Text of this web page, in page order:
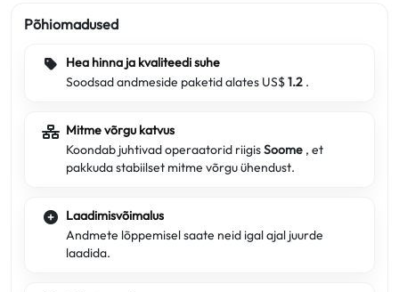
Põhiomadused
Hea hinna ja kvaliteedi suhe
Soodsad andmeside paketid alates US$1.2 .
Mitme võrgu katvus
Koondab juhtivad operaatorid riigisSoome , et
pakkuda stabiilset mitme võrgu ühendust.
Laadimisvõimalus
Andmete lõppemisel saate neid igal ajal juurde
laadida.